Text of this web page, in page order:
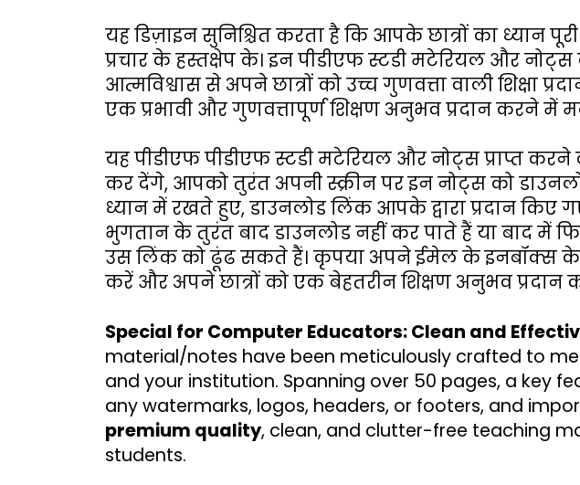
यह डिज़ाइन सुनिश्चित करता है कि आपके छात्रों का ध्यान
प्रचार के हस्तक्षेप के। इन पीडीएफ स्टडी मटेरियल और
आत्मविश्वास से अपने छात्रों को उच्च गुणवत्ता वाली
एक प्रभावी और गुणवत्तापूर्ण शिक्षण अनुभव प्रदान करने में
यह पीडीएफ पीडीएफ स्टडी मटेरियल और नोट्स प्राप्त
कर देंगे, आपको तुरंत अपनी स्क्रीन पर इन नोट्स को
ध्यान में रखते हुए, डाउनलोड लिंक आपके द्वारा प्रदान
भुगतान के तुरंत बाद डाउनलोड नहीं कर पाते हैं या बाद
उस लिंक को ढूंढ सकते हैं। कृपया अपने ईमेल के इनबॉक्स के
करें और अपने छात्रों को एक बेहतरीन शिक्षण अनुभव प्रदान
Special for Computer Educators: Clean and
material/notes have been meticulously crafted to
and your institution. Spanning over 50 pages, a key
premium quality, clean, and clutter-free teaching
students.